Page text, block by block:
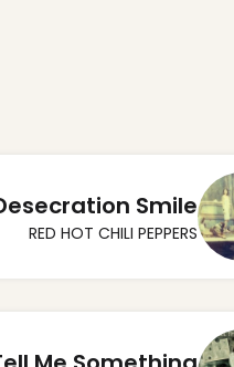
Smile
RED HOT CHILI PEPPERS